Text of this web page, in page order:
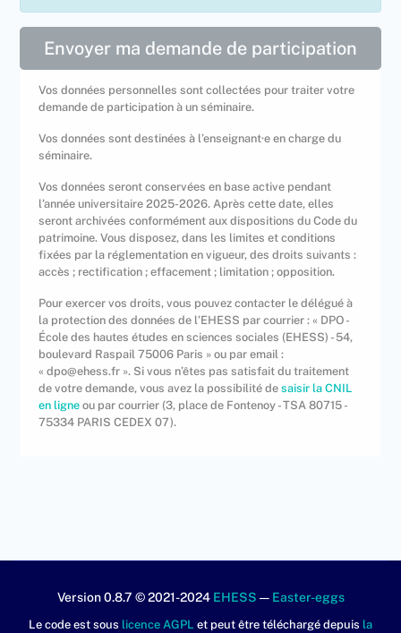
Envoyer ma demande de participation
Vos données personnelles sont collectées pour traiter votre
demande de participation à un séminaire.
Vos données sont destinées à l’enseignant·e en charge du
séminaire.
Vos données seront conservées en base active pendant
l’année universitaire 2025-2026. Après cette date, elles
seront archivées conformément aux dispositions du Code du
patrimoine. Vous disposez, dans les limites et conditions
fixées par la réglementation en vigueur, des droits suivants :
accès ; rectification ; effacement ; limitation ; opposition.
Pour exercer vos droits, vous pouvez contacter le délégué à
la protection des données de l’EHESS par courrier : « DPO -
École des hautes études en sciences sociales (EHESS) - 54,
boulevard Raspail 75006 Paris » ou par email :
« dpo@ehess.fr ». Si vous n’êtes pas satisfait du traitement
de votre demande, vous avez la possibilité desaisir la CNIL
en ligne ou par courrier (3, place de Fontenoy - TSA 80715 -
75334 PARIS CEDEX 07).
Version 0.8.7 © 2021-2024 EHESS — Easter-eggs
Le code est sous licence AGPL et peut être téléchargé depuis la